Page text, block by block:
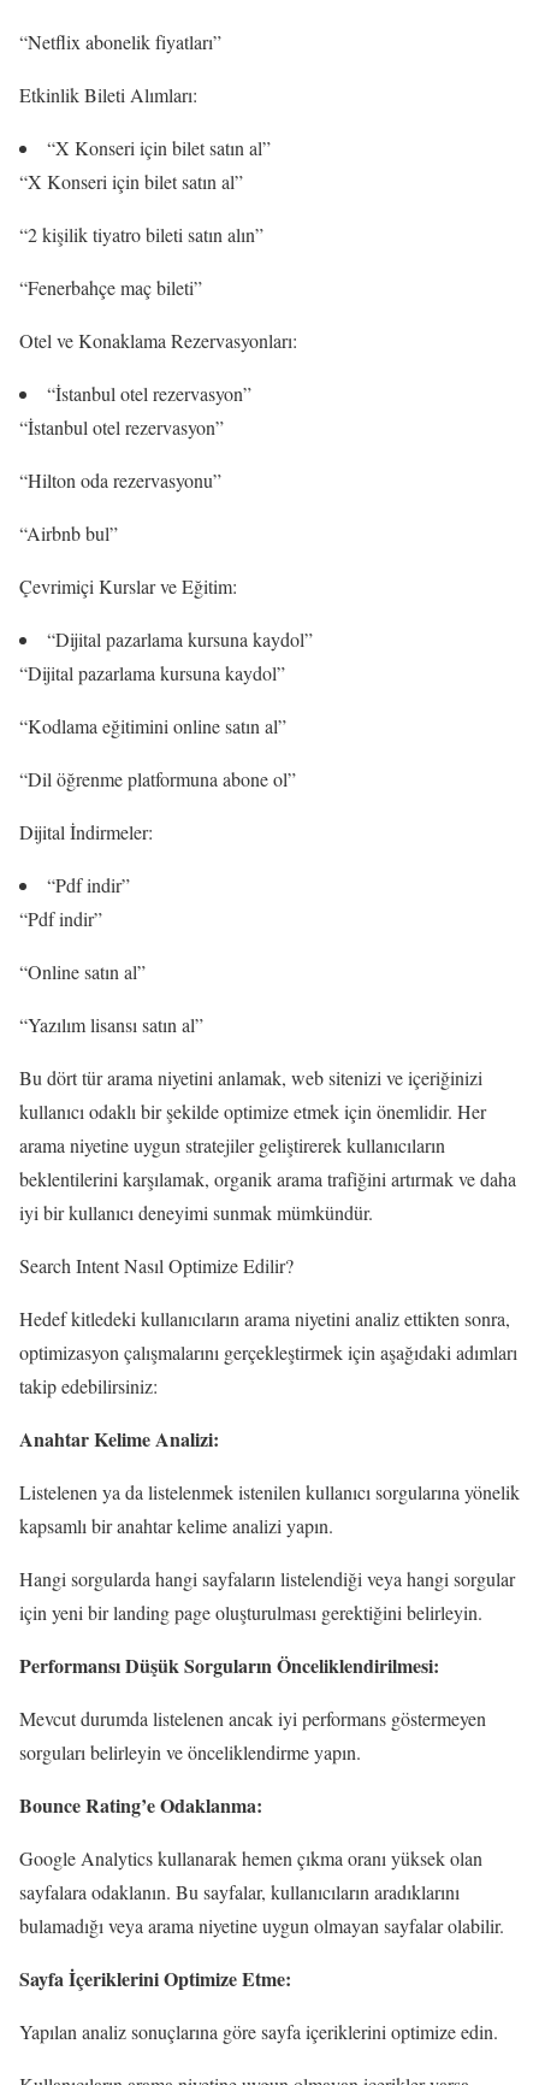
“Netflix abonelik fiyatları”
Etkinlik Bileti Alımları:
“X Konseri için bilet satın al”
“X Konseri için bilet satın al”
“2 kişilik tiyatro bileti satın alın”
“Fenerbahçe maç bileti”
Otel ve Konaklama Rezervasyonları:
“İstanbul otel rezervasyon”
“İstanbul otel rezervasyon”
“Hilton oda rezervasyonu”
“Airbnb bul”
Çevrimiçi Kurslar ve Eğitim:
“Dijital pazarlama kursuna kaydol”
“Dijital pazarlama kursuna kaydol”
“Kodlama eğitimini online satın al”
“Dil öğrenme platformuna abone ol”
Dijital İndirmeler:
“Pdf indir”
“Pdf indir”
“Online satın al”
“Yazılım lisansı satın al”
Bu dört tür arama niyetini anlamak, web sitenizi ve içeriğinizi
kullanıcı odaklı bir şekilde optimize etmek için önemlidir. Her
arama niyetine uygun stratejiler geliştirerek kullanıcıların
beklentilerini karşılamak, organik arama trafiğini artırmak ve daha
iyi bir kullanıcı deneyimi sunmak mümkündür.
Search Intent Nasıl Optimize Edilir?
Hedef kitledeki kullanıcıların arama niyetini analiz ettikten sonra,
optimizasyon çalışmalarını gerçekleştirmek için aşağıdaki adımları
takip edebilirsiniz:
Anahtar Kelime Analizi:
Listelenen ya da listelenmek istenilen kullanıcı sorgularına yönelik
kapsamlı bir anahtar kelime analizi yapın.
Hangi sorgularda hangi sayfaların listelendiği veya hangi sorgular
için yeni bir landing page oluşturulması gerektiğini belirleyin.
Performansı Düşük Sorguların Önceliklendirilmesi:
Mevcut durumda listelenen ancak iyi performans göstermeyen
sorguları belirleyin ve önceliklendirme yapın.
Bounce Rating’e Odaklanma:
Google Analytics kullanarak hemen çıkma oranı yüksek olan
sayfalara odaklanın. Bu sayfalar, kullanıcıların aradıklarını
bulamadığı veya arama niyetine uygun olmayan sayfalar olabilir.
Sayfa İçeriklerini Optimize Etme:
Yapılan analiz sonuçlarına göre sayfa içeriklerini optimize edin.